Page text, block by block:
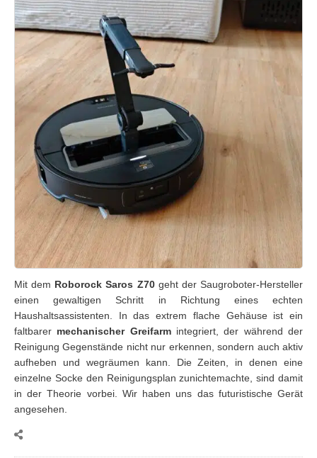
Mit dem Roborock Saros Z70geht der Saugroboter-Hersteller
einen gewaltigen Schritt in Richtung eines echten
Haushaltsassistenten. In das extrem flache Gehäuse ist ein
faltbarer mechanischer Greifarmintegriert, der während der
Reinigung Gegenstände nicht nur erkennen, sondern auch aktiv
aufheben und wegräumen kann. Die Zeiten, in denen eine
einzelne Socke den Reinigungsplan zunichtemachte, sind damit
in der Theorie vorbei. Wir haben uns das futuristische Gerät
angesehen.